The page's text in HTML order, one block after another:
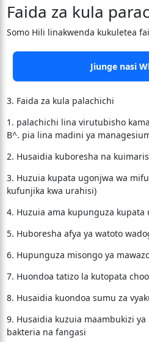
Faida za kula
Somo Hili linakwenda kukuletea
Jiunge nasi
3. Faida za kula palachichi
1. palachichi lina virutubisho
B^. pia lina madini ya
2. Husaidia kuboresha na
3. Huzuia kupata ugonjwa wa
kufunjika kwa urahisi)
4. Huzuia ama kupunguza kupata
5. Huboresha afya ya watoto
6. Hupunguza misongo ya
7. Huondoa tatizo la kutopata
8. Husaidia kuondoa sumu za
9. Husaidia kuzuia maambukizi
bakteria na fangasi